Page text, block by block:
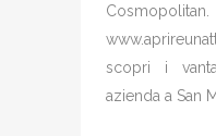
scopri i
azienda a San